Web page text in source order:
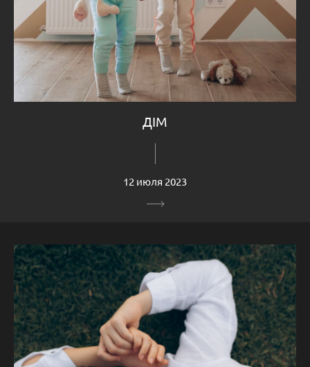
ДІМ
12 июля 2023